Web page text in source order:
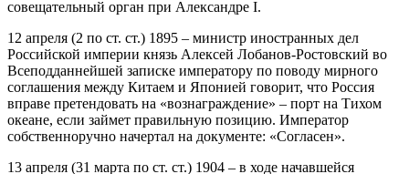
совещательный орган при Александре I.
12 апреля (2 по ст. ст.) 1895 – министр иностранных дел
Российской империи князь Алексей Лобанов-Ростовский во
Всеподданнейшей записке императору по поводу мирного
соглашения между Китаем и Японией говорит, что Россия
вправе претендовать на «вознаграждение» – порт на Тихом
океане, если займет правильную позицию. Император
собственноручно начертал на документе: «Согласен».
13 апреля (31 марта по ст. ст.) 1904 – в ходе начавшейся